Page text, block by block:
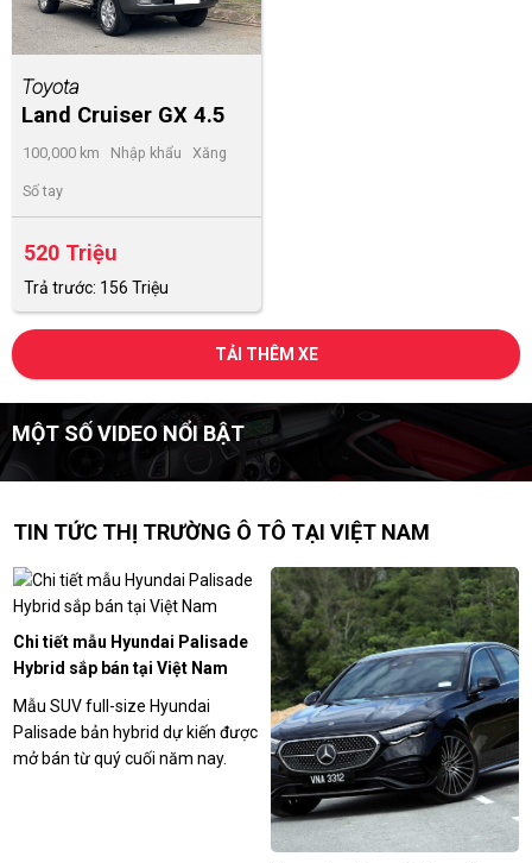
Toyota
Land Cruiser GX 4.5
2007
100,000 km Nhập khẩu Xăng
Số tay
520 Triệu
Trả trước: 156 Triệu
TẢI THÊM XE
MỘT SỐ VIDEO NỔI BẬT
TIN TỨC THỊ TRƯỜNG Ô TÔ TẠI VIỆT NAM
Chi tiết mẫu Hyundai Palisade
Hybrid sắp bán tại Việt Nam
Mẫu SUV full-size Hyundai
Palisade bản hybrid dự kiến được
mở bán từ quý cuối năm nay.